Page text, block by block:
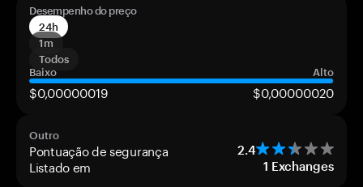
Desempenho do preço
24h
1m
Todos
Baixo
Alto
$0,00000019 $0,00000020
Outro
Pontuação de segurança 2.4
Listado em 1 Exchanges